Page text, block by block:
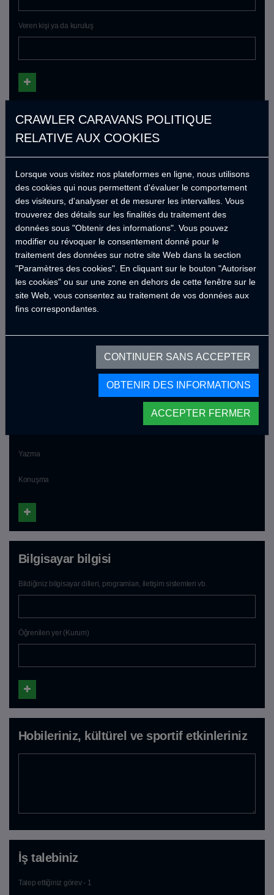
Veren kişi ya da kuruluş
İş tecrübesi
Tâche
Çalışma tarihi
Yabancı dil bilgisi
Yazma
Konuşma
Bilgisayar bilgisi
Bildiğiniz bilgisayar dilleri, programları, iletişim sistemleri vb.
Öğrenilen yer (Kurum)
Hobileriniz, kültürel ve sportif etkinleriniz
İş talebiniz
Talep ettiğiniz görev - 1
CRAWLER CARAVANS POLITIQUE
RELATIVE AUX COOKIES
Lorsque vous visitez nos plateformes en ligne, nous utilisons
des cookies qui nous permettent d'évaluer le comportement
des visiteurs, d'analyser et de mesurer les intervalles. Vous
trouverez des détails sur les finalités du traitement des
données sous "Obtenir des informations". Vous pouvez
modifier ou révoquer le consentement donné pour le
traitement des données sur notre site Web dans la section
"Paramètres des cookies". En cliquant sur le bouton "Autoriser
les cookies" ou sur une zone en dehors de cette fenêtre sur le
site Web, vous consentez au traitement de vos données aux
fins correspondantes.
CONTINUER SANS ACCEPTER
OBTENIR DES INFORMATIONS
ACCEPTER FERMER